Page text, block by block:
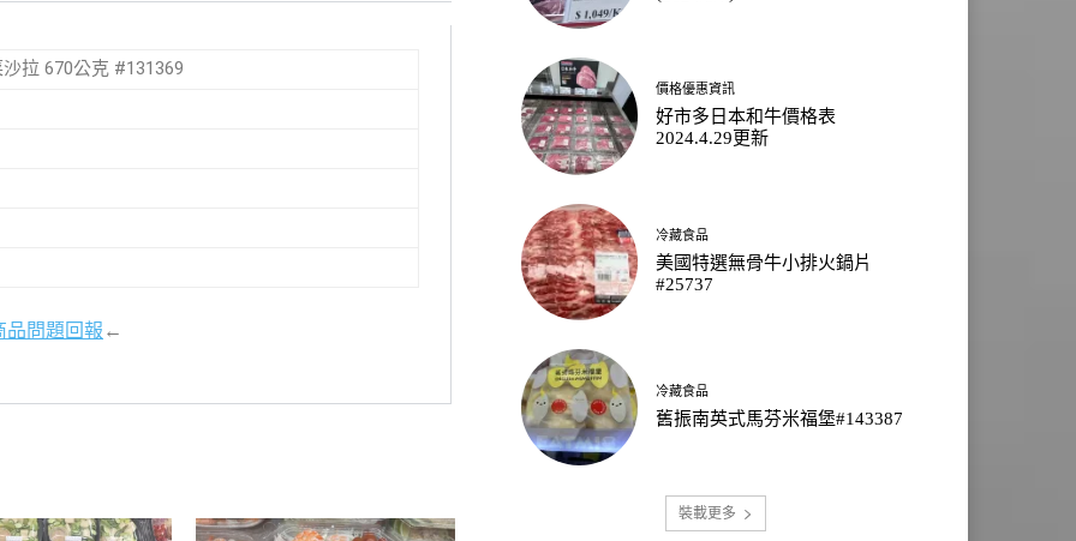
拉 670公克 #131369
品問題回報←
價格優惠資訊
好市多日本和牛價格表
2024.4.29更新
冷藏食品
美國特選無骨牛小排火鍋片
#25737
冷藏食品
舊振南英式馬芬米福堡#143387
裝載更多